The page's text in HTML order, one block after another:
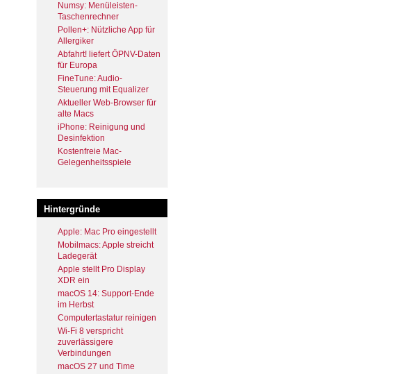
Numsy: Menüleisten-
Taschenrechner
Pollen+: Nützliche App für
Allergiker
Abfahrt! liefert ÖPNV-Daten
für Europa
FineTune: Audio-
Steuerung mit Equalizer
Aktueller Web-Browser für
alte Macs
iPhone: Reinigung und
Desinfektion
Kostenfreie Mac-
Gelegenheitsspiele
Hintergründe
Apple: Mac Pro eingestellt
Mobilmacs: Apple streicht
Ladegerät
Apple stellt Pro Display
XDR ein
macOS 14: Support-Ende
im Herbst
Computertastatur reinigen
Wi-Fi 8 verspricht
zuverlässigere
Verbindungen
macOS 27 und Time